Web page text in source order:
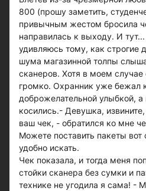
800 (прошу заметить,
привычным жестом бросила
направилась к выходу. И
удивляюсь тому, как строгие
шума магазинной толпы
сканеров. Хотя в моем случае
громко. Охранник уже бежал
доброжелательной улыбкой,
косились.- Девушка,
ваш чек, - обратился ко мне
Можете поставить пакеты
удобно искать.
Чек показала, и тогда меня
стойки сканера без сумки и
технике не угодила я сама! -